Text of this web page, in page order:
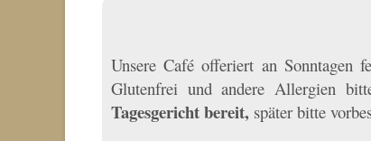
Unsere Café offeriert an Sonntagen
Glutenfrei und andere Allergien
Tagesgericht bereit, später bitte